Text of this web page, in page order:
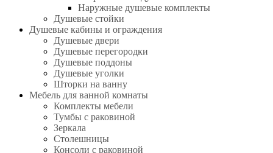
Наружные душевые комплекты
Душевые стойки
Душевые кабины и ограждения
Душевые двери
Душевые перегородки
Душевые поддоны
Душевые уголки
Шторки на ванну
Мебель для ванной комнаты
Комплекты мебели
Тумбы с раковиной
Зеркала
Столешницы
Консоли с раковиной